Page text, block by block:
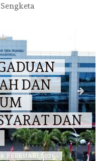
DAN
DAN
FEBRUARI 2026